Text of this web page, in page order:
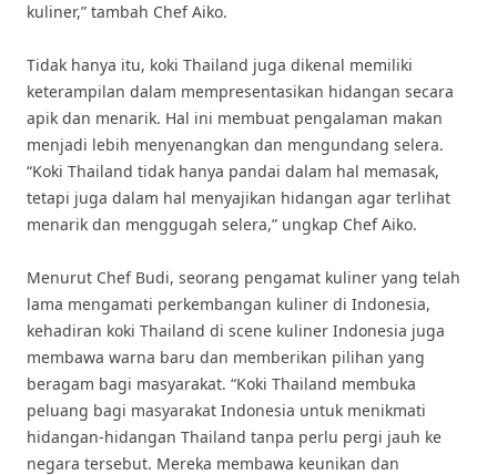
kuliner,” tambah Chef Aiko.
Tidak hanya itu, koki Thailand juga dikenal memiliki
keterampilan dalam mempresentasikan hidangan secara
apik dan menarik. Hal ini membuat pengalaman makan
menjadi lebih menyenangkan dan mengundang selera.
“Koki Thailand tidak hanya pandai dalam hal memasak,
tetapi juga dalam hal menyajikan hidangan agar terlihat
menarik dan menggugah selera,” ungkap Chef Aiko.
Menurut Chef Budi, seorang pengamat kuliner yang telah
lama mengamati perkembangan kuliner di Indonesia,
kehadiran koki Thailand di scene kuliner Indonesia juga
membawa warna baru dan memberikan pilihan yang
beragam bagi masyarakat. “Koki Thailand membuka
peluang bagi masyarakat Indonesia untuk menikmati
hidangan-hidangan Thailand tanpa perlu pergi jauh ke
negara tersebut. Mereka membawa keunikan dan